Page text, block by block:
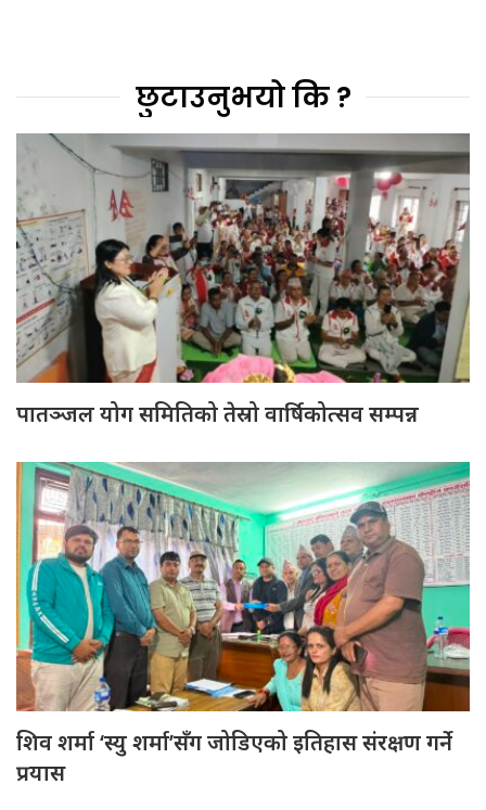
छुटाउनुभयो कि ?
पातञ्जल योग समितिको तेस्रो वार्षिकोत्सव सम्पन्न
शिव शर्मा ‘स्यु शर्मा’सँग जोडिएको इतिहास संरक्षण गर्ने
प्रयास